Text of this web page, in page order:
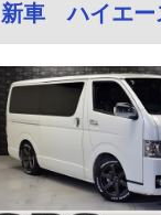
新車 ハイエ